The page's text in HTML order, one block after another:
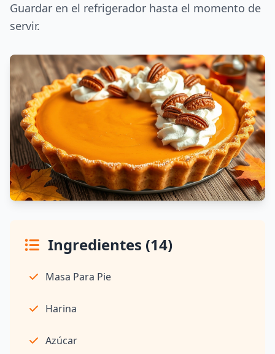
Guardar en el refrigerador hasta el momento de
servir.
Ingredientes (14)
Masa Para Pie
Harina
Azúcar